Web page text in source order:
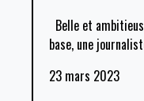
Belle et
base, une
23 mars 2023